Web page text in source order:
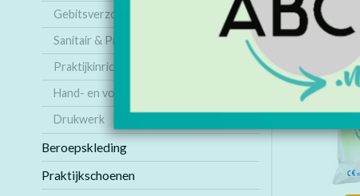
Gebitsverzorging
Sanitair & Praktijk
Praktijkinrichting
Hand- en voetverzorging
Drukwerk
Beroepskleding
Praktijkschoenen